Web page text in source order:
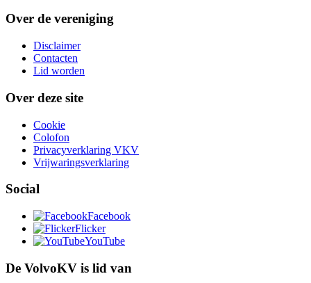
Over de vereniging
Disclaimer
Contacten
Lid worden
Over deze site
Cookie
Colofon
Privacyverklaring VKV
Vrijwaringsverklaring
Social
Facebook
Flicker
YouTube
De VolvoKV is lid van